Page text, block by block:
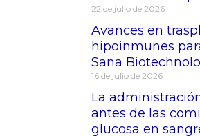
22 de julio de 2026
Avances en
hipoinmunes
Sana
16 de julio de 2026
La
antes de las
glucosa en